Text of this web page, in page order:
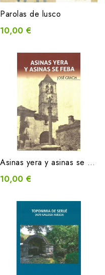
Parolas de lusco
10,00 €
Asinas yera y asinas se feba
10,00 €